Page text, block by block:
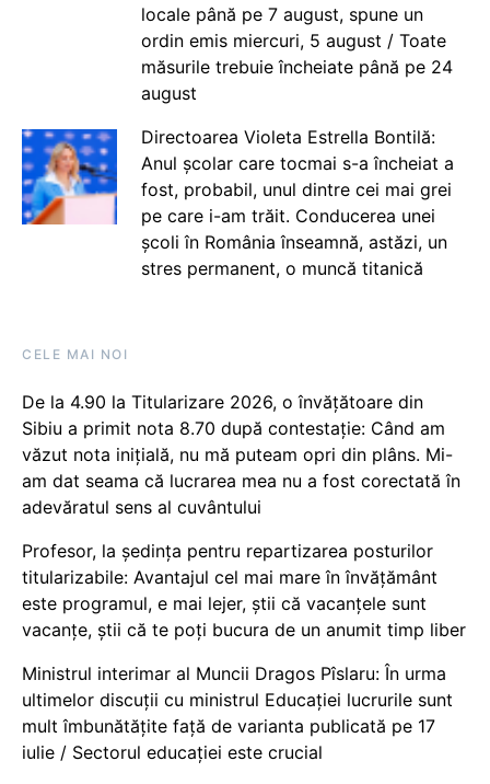
locale până pe 7 august, spune un
ordin emis miercuri, 5 august / Toate
măsurile trebuie încheiate până pe 24
august
Directoarea Violeta Estrella Bontilă:
Anul școlar care tocmai s-a încheiat a
fost, probabil, unul dintre cei mai grei
pe care i-am trăit. Conducerea unei
școli în România înseamnă, astăzi, un
stres permanent, o muncă titanică
CELE MAI NOI
De la 4.90 la Titularizare 2026, o învățătoare din
Sibiu a primit nota 8.70 după contestație: Când am
văzut nota inițială, nu mă puteam opri din plâns. Mi-
am dat seama că lucrarea mea nu a fost corectată în
adevăratul sens al cuvântului
Profesor, la ședința pentru repartizarea posturilor
titularizabile: Avantajul cel mai mare în învățământ
este programul, e mai lejer, știi că vacanțele sunt
vacanţe, știi că te poți bucura de un anumit timp liber
Ministrul interimar al Muncii Dragos Pîslaru: În urma
ultimelor discuții cu ministrul Educației lucrurile sunt
mult îmbunătățite față de varianta publicată pe 17
iulie / Sectorul educației este crucial